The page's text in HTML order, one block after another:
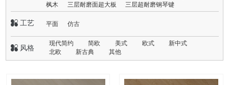
枫木
三层耐磨面超大板 三层超耐磨钢琴键
 工艺 平面 仿古
 风格
现代简约 简欧 美式 欧式
新中式
北欧
新古典 其他